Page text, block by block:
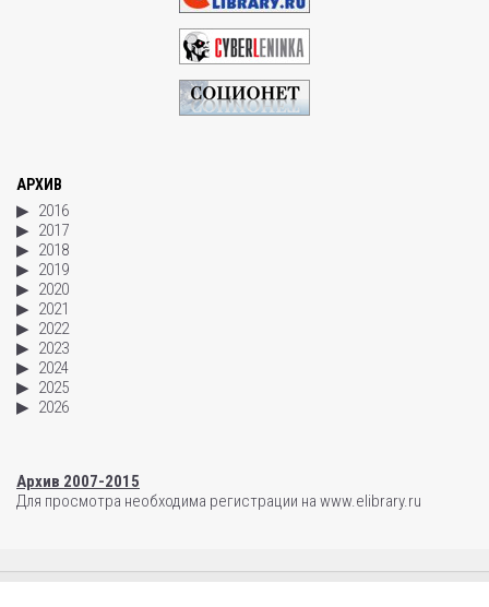
АРХИВ
2016
2017
2018
2019
2020
2021
2022
2023
2024
2025
2026
Архив 2007-2015
Для просмотра необходима регистрации на www.elibrary.ru